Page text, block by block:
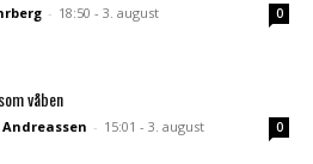
- 18:50 - 3. august 0
våben
- 15:01 - 3. august 0